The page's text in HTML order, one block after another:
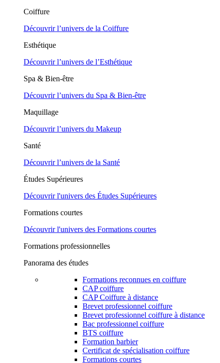
Coiffure
Découvrir l’univers de la Coiffure
Esthétique
Découvrir l’univers de l’Esthétique
Spa & Bien-être
Découvrir l’univers du Spa & Bien-être
Maquillage
Découvrir l’univers du Makeup
Santé
Découvrir l’univers de la Santé
Études Supérieures
Découvrir l'univers des Études Supérieures
Formations courtes
Découvrir l'univers des Formations courtes
Formations professionnelles
Panorama des études
Formations reconnues en coiffure
CAP coiffure
CAP Coiffure à distance
Brevet professionnel coiffure
Brevet professionnel coiffure à distance
Bac professionnel coiffure
BTS coiffure
Formation barbier
Certificat de spécialisation coiffure
Formations courtes